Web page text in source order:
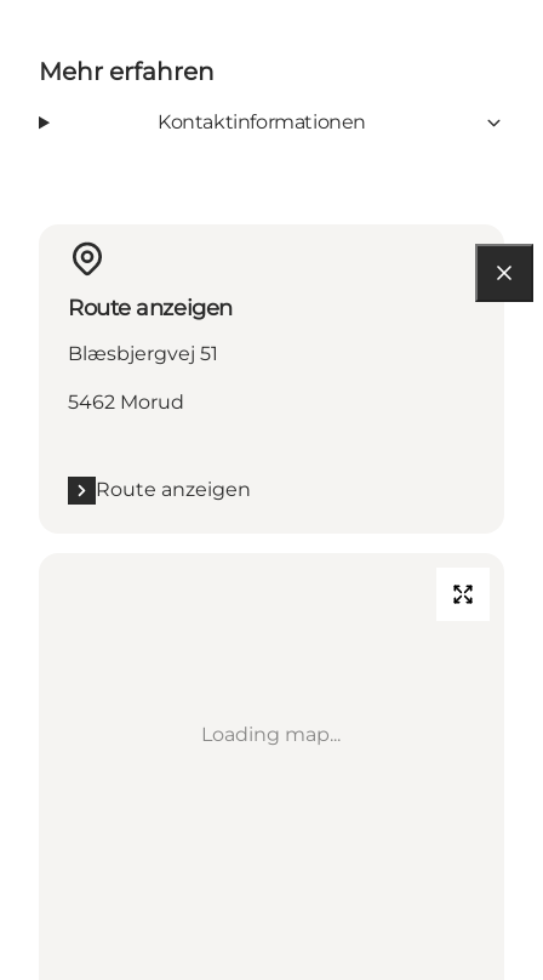
Mehr erfahren
Kontaktinformationen
Route anzeigen
Blæsbjergvej 51
5462 Morud
Route anzeigen
Loading map...